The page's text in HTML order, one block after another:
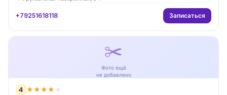
+79251618118 Записаться
✂️
Фото ещё
не добавлено
4 ★★★★ ★